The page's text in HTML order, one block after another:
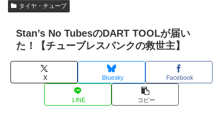
タイヤ・チューブ
Stan’s No TubesのDART TOOLが届い
た！【チューブレスパンクの救世主】
X Bluesky Facebook
LINE コピー